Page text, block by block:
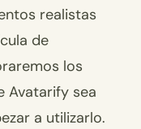
realistas
de
los
Avatarify sea
a utilizarlo.